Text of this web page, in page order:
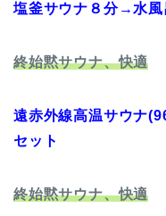
塩釜サウナ８分→水
終始黙サウナ、快適
遠赤外線高温サウナ
セット
終始黙サウナ、快適